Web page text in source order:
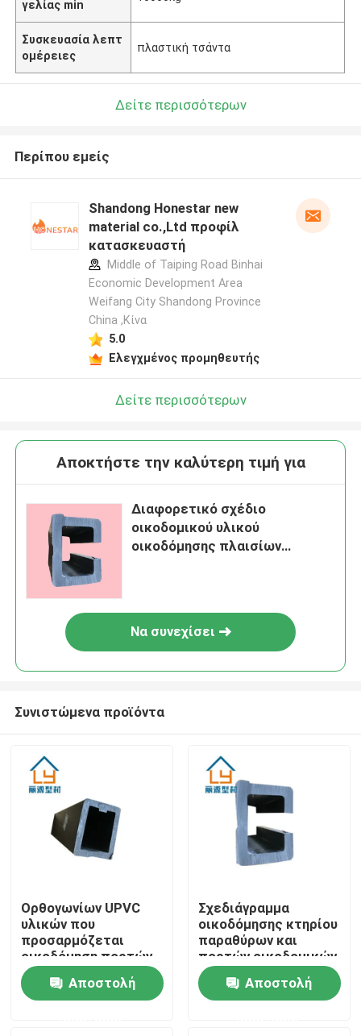
Σπίτι
Προϊόντα
γελίας min
Συσκευασία λεπτ
ομέρειες
πλαστική τσάντα
Δείτε περισσότερων
Περίπου εμείς
Shandong Honestar new
material co.,Ltd προφίλ
κατασκευαστή
Middle of Taiping Road Binhai
Economic Development Area
Weifang City Shandong Province
China ,Κίνα
5.0
Ελεγχμένος προμηθευτής
Δείτε περισσότερων
Αποκτήστε την καλύτερη τιμή για
Διαφορετικό σχέδιο
οικοδομικού υλικού
οικοδόμησης πλαισίων
Να συνεχίσει
Συνιστώμενα προϊόντα
Ορθογωνίων UPVC
υλικών που
προσαρμόζεται
οικοδόμηση πορτών
σχεδιαγράμματος
UPVC οικοδομικών
Αποστολή
Σχεδιάγραμμα
οικοδόμησης κτηρίου
παραθύρων και
πορτών οικοδομικών
υλικών 3.5MM 4.5MM
UPVC
Αποστολή